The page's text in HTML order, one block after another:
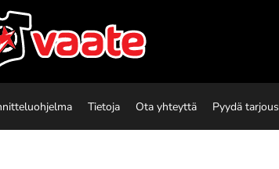
Tietoja Ota yhteyttä Pyydä tarjous